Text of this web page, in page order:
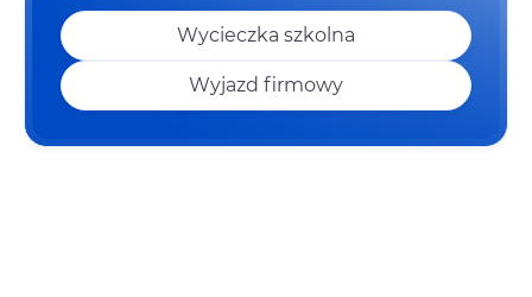
Wycieczka szkolna
Wyjazd firmowy